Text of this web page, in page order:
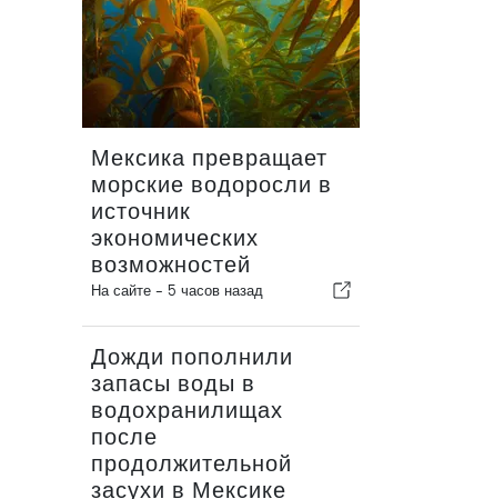
Мексика превращает
морские водоросли в
источник
экономических
возможностей
На сайте - 5 часов назад
Дожди пополнили
запасы воды в
водохранилищах
после
продолжительной
засухи в Мексике